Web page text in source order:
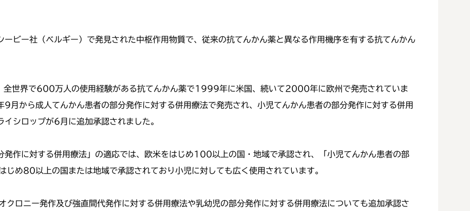
ビー社（ベルギー）で発見された中枢作用物質で、従来の抗てんかん薬と異なる作用機序を有する抗てんかん
全世界で600万人の使用経験がある抗てんかん薬で1999年に米国、続いて2000年に欧州で発売されていま
月から成人てんかん患者の部分発作に対する併用療法で発売され、小児てんかん患者の部分発作に対する併用
シロップが6月に追加承認されました。
作に対する併用療法」の適応では、欧米をはじめ100以上の国・地域で承認され、「小児てんかん患者の部
じめ80以上の国または地域で承認されており小児に対しても広く使用されています。
クロニー発作及び強直間代発作に対する併用療法や乳幼児の部分発作に対する併用療法についても追加承認さ